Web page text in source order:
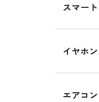
スマー
イヤホ
エアコ